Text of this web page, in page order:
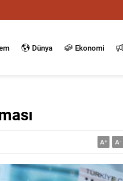
Dünya Ekonomi
A+ A-